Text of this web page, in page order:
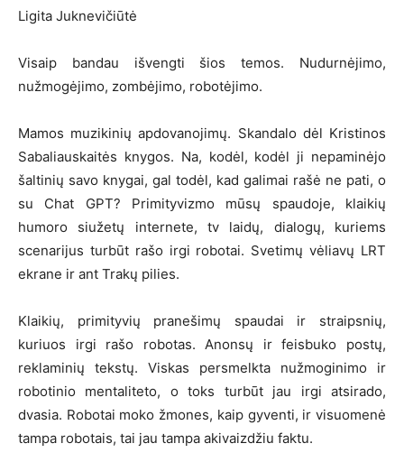
Ligita Juknevičiūtė
Visaip bandau išvengti šios temos. Nudurnėjimo,
nužmogėjimo, zombėjimo, robotėjimo.
Mamos muzikinių apdovanojimų. Skandalo dėl Kristinos
Sabaliauskaitės knygos. Na, kodėl, kodėl ji nepaminėjo
šaltinių savo knygai, gal todėl, kad galimai rašė ne pati, o
su Chat GPT? Primityvizmo mūsų spaudoje, klaikių
humoro siužetų internete, tv laidų, dialogų, kuriems
scenarijus turbūt rašo irgi robotai. Svetimų vėliavų LRT
ekrane ir ant Trakų pilies.
Klaikių, primityvių pranešimų spaudai ir straipsnių,
kuriuos irgi rašo robotas. Anonsų ir feisbuko postų,
reklaminių tekstų. Viskas persmelkta nužmoginimo ir
robotinio mentaliteto, o toks turbūt jau irgi atsirado,
dvasia. Robotai moko žmones, kaip gyventi, ir visuomenė
tampa robotais, tai jau tampa akivaizdžiu faktu.